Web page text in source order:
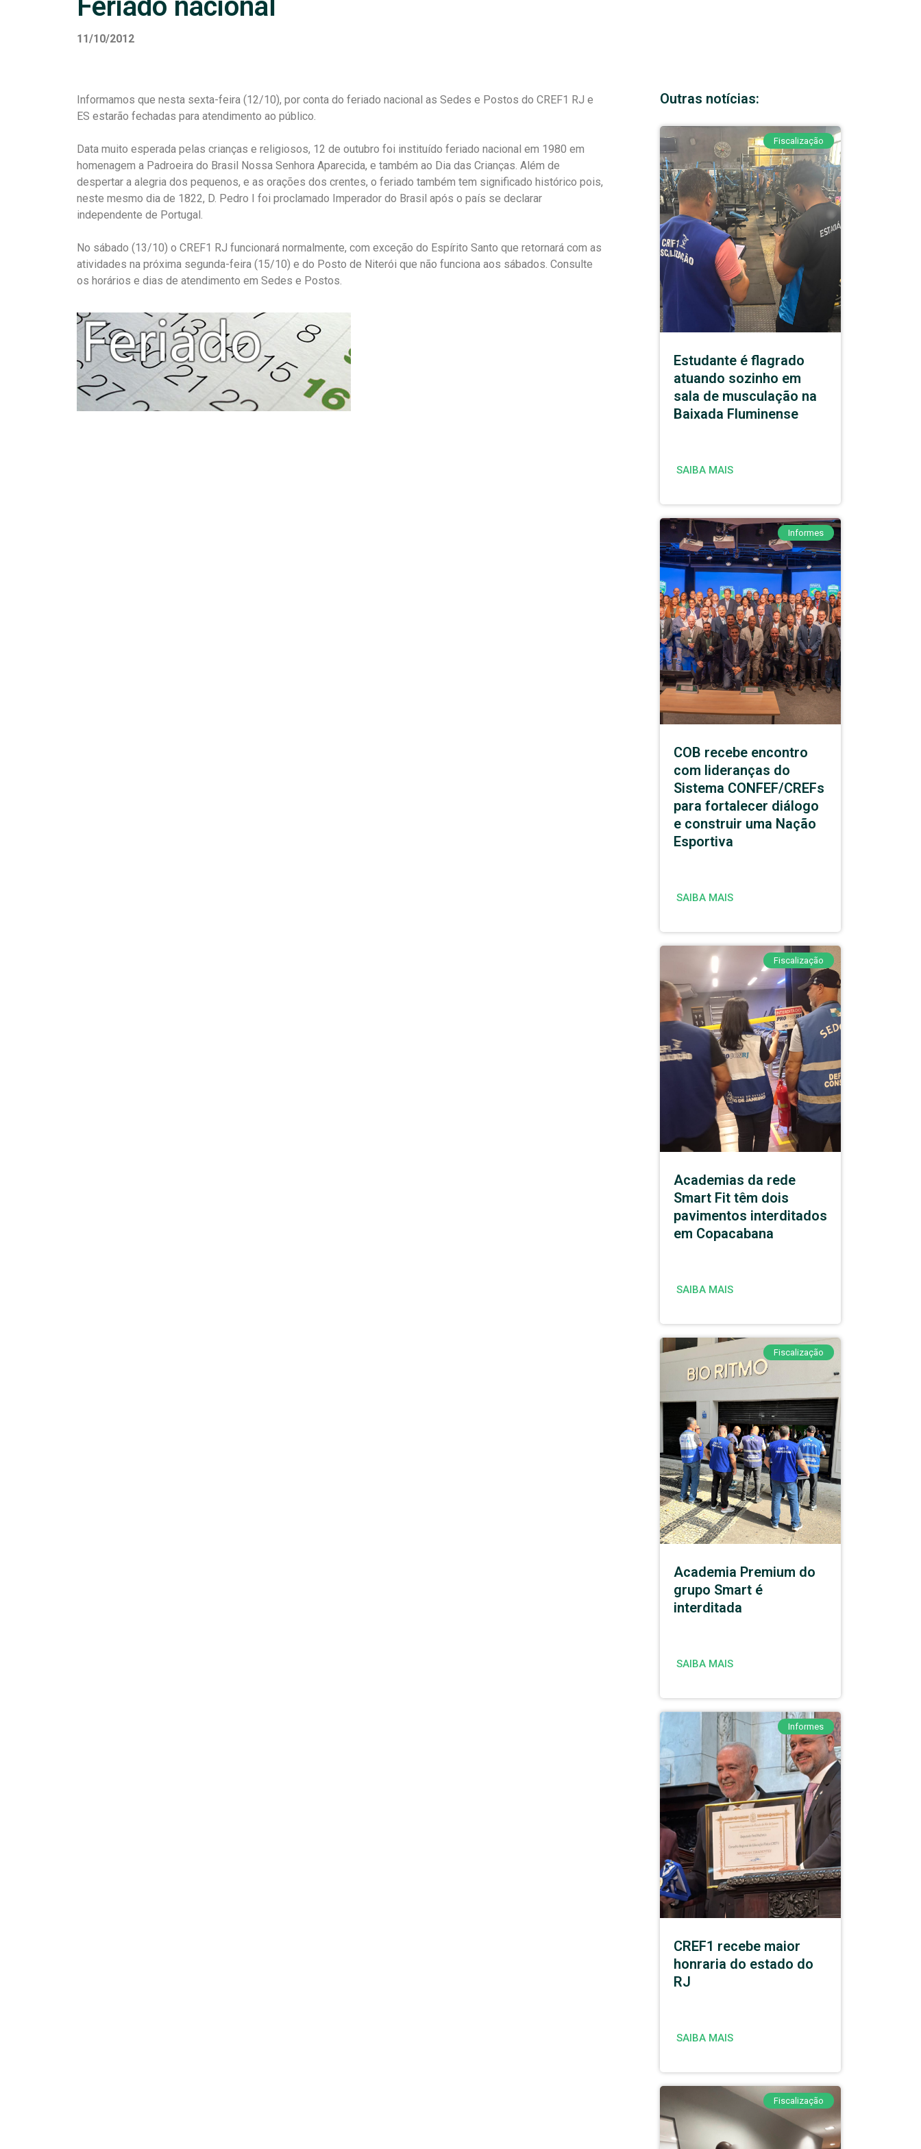
Feriado nacional
11/10/2012
Informamos que nesta sexta-feira (12/10), por conta do feriado nacional as Sedes e Postos do CREF1 RJ e
ES estarão fechadas para atendimento ao público.
Data muito esperada pelas crianças e religiosos, 12 de outubro foi instituído feriado nacional em 1980 em
homenagem a Padroeira do Brasil Nossa Senhora Aparecida, e também ao Dia das Crianças. Além de
despertar a alegria dos pequenos, e as orações dos crentes, o feriado também tem significado histórico pois,
neste mesmo dia de 1822, D. Pedro I foi proclamado Imperador do Brasil após o país se declarar
independente de Portugal.
No sábado (13/10) o CREF1 RJ funcionará normalmente, com exceção do Espírito Santo que retornará com as
atividades na próxima segunda-feira (15/10) e do Posto de Niterói que não funciona aos sábados. Consulte
os horários e dias de atendimento em Sedes e Postos.
Outras notícias:
Fiscalização
Estudante é flagrado
atuando sozinho em
sala de musculação na
Baixada Fluminense
SAIBA MAIS
Informes
COB recebe encontro
com lideranças do
Sistema CONFEF/CREFs
para fortalecer diálogo
e construir uma Nação
Esportiva
SAIBA MAIS
Fiscalização
Academias da rede
Smart Fit têm dois
pavimentos interditados
em Copacabana
SAIBA MAIS
Fiscalização
Academia Premium do
grupo Smart é
interditada
SAIBA MAIS
Informes
CREF1 recebe maior
honraria do estado do
RJ
SAIBA MAIS
Fiscalização